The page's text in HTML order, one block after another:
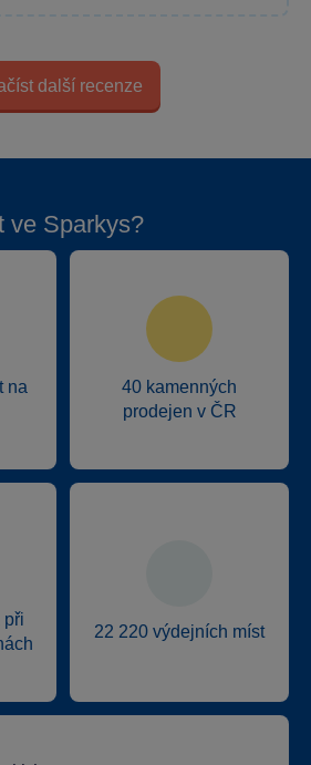
další recenze
ve Sparkys?
na
40 kamenných
prodejen v ČR
při
22 220 výdejních míst